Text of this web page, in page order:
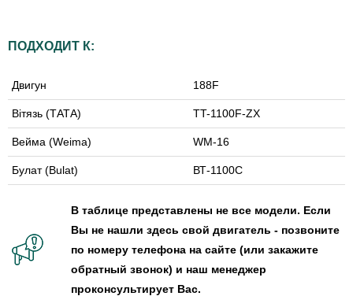
ПОДХОДИТ К:
Двигун 188F
Вітязь (ТАТА) TT-1100F-ZX
Вейма (Weima) WM-16
Булат (Bulat) ВТ-1100С
В таблице представлены не все модели. Если
Вы не нашли здесь свой двигатель - позвоните
по номеру телефона на сайте (или закажите
обратный звонок) и наш менеджер
проконсультирует Вас.